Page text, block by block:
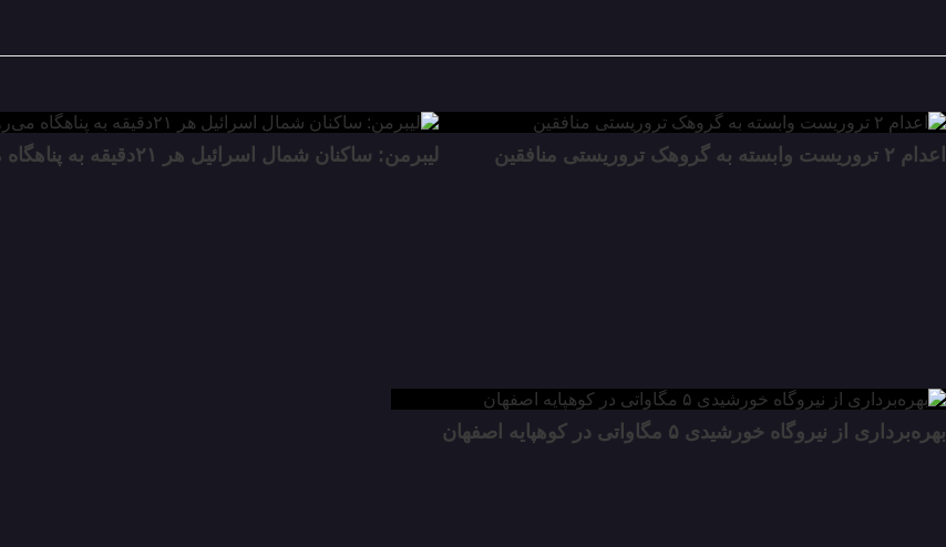
اعدام ۲ تروریست وابسته به گروهک تروریستی منافقین لیبرمن: ساکنان شمال اسرائیل هر ۲۱دقیقه به پناهگاه می‌روند
بهره‌برداری از نیروگاه خورشیدی ۵ مگاواتی در کوهپایه اصفهان